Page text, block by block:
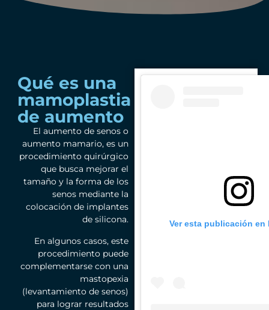
Qué es una
mamoplastia
de aumento
El aumento de senos o
aumento mamario, es un
procedimiento quirúrgico
que busca mejorar el
tamaño y la forma de los
senos mediante la
colocación de implantes
de silicona.
En algunos casos, este
procedimiento puede
complementarse con una
mastopexia
(levantamiento de senos)
para lograr resultados
Ver esta publicación en